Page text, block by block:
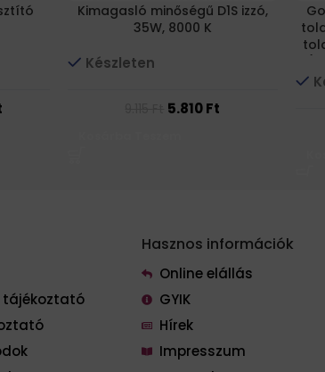
Kimagasló minőségű D1S izzó,
35W, 8000 K
Készleten
5.810Ft
tájékoztató
Hasznos információk
Online elállás
GYIK
Hírek
Impresszum